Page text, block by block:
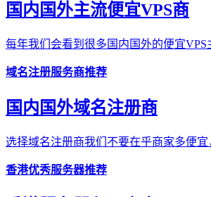
国内国外主流便宜VPS商
每年我们会看到很多国内国外的便宜
域名注册服务商推荐
国内国外域名注册商
选择域名注册商我们不要在乎商家多便
香港优秀服务器推荐